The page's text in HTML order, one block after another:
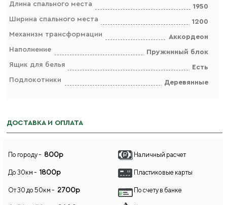
Длина спального места
1950
Ширина спального места
1200
Механизм трансформации
Аккордеон
Наполнение
Пружинный блок
Ящик для белья
Есть
Подлокотники
Деревянные
ДОСТАВКА И ОПЛАТА
По городу - 800р
До 30км - 1800р
От 30 до 50км - 2700р
Наличный расчет
Пластиковые карты
По счету в банке